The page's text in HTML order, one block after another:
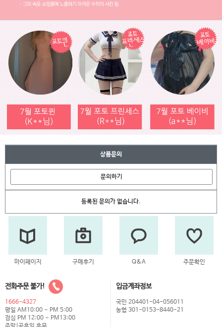
상품문의
문의하기
등록된 문의가 없습니다.
마이페이지 구매후기 Q&A 주문확인
전화주문 불가!
1666-4327
평일 AM10:00 ~ PM 5:00
점심 PM 12:00 ~ PM13:00
입금계좌정보
국민 204401-04-056011
농협 301-0153-8440-21